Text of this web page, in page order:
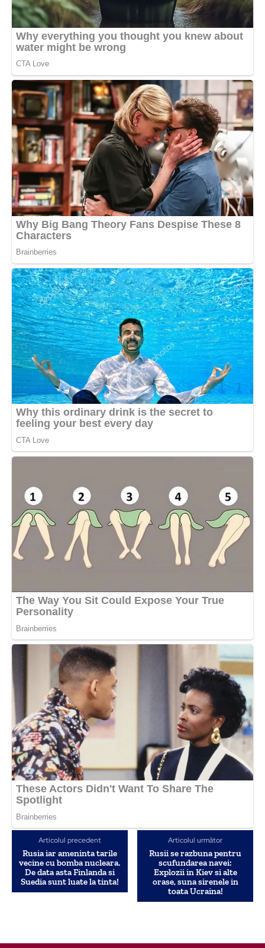
Articolul precedent
Rusia iar ameninta tarile
vecine cu bomba nucleara.
De data asta Finlanda si
Suedia sunt luate la tinta!
Articolul următor
Rusii se razbuna pentru
scufundarea navei:
Explozii in Kiev si alte
orase, suna sirenele in
toata Ucraina!